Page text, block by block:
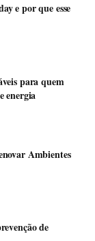
e por que esse
para quem
energia
Ambientes
de